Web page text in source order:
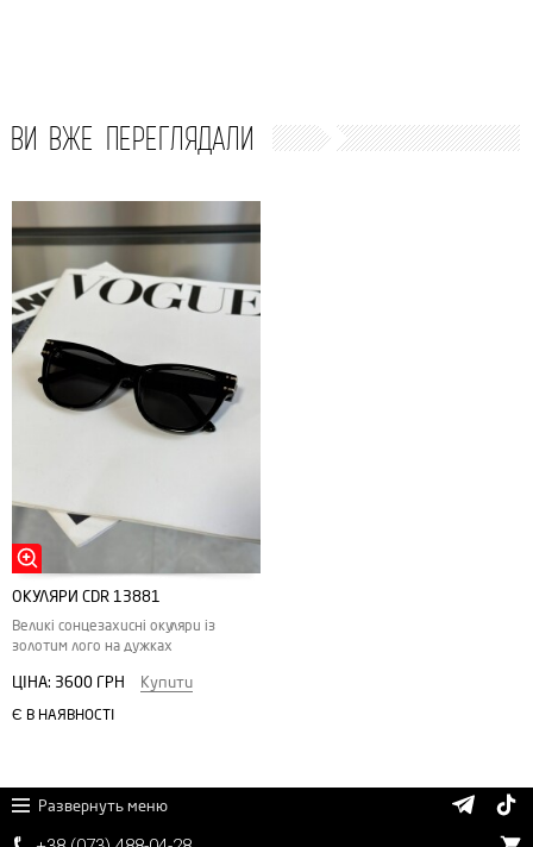
ВИ ВЖЕ ПЕРЕГЛЯДАЛИ
ОКУЛЯРИ CDR 13881
Великі сонцезахисні окуляри із
золотим лого на дужках
ЦІНА: 3600 ГРН Купити
Є В НАЯВНОСТІ
Развернуть меню